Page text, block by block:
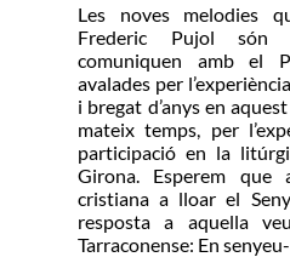
Les noves melodies
Frederic Pujol són
comuniquen amb el
avalades per
i bregat d’anys en
mateix temps, per
participació en la
Girona. Esperem que
cristiana a lloar el
resposta a aquella
Tarraconense: En